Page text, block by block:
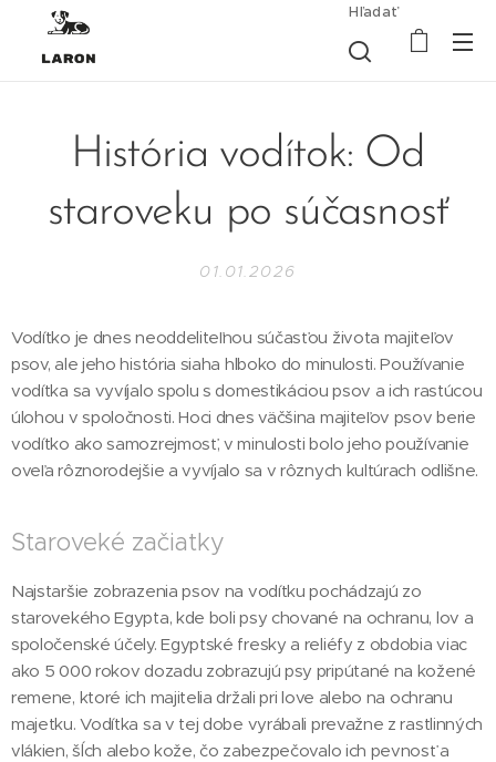
Hľadať
História vodítok: Od
staroveku po súčasnosť
01.01.2026
Vodítko je dnes neoddeliteľnou súčasťou života majiteľov
psov, ale jeho história siaha hlboko do minulosti. Používanie
vodítka sa vyvíjalo spolu s domestikáciou psov a ich rastúcou
úlohou v spoločnosti. Hoci dnes väčšina majiteľov psov berie
vodítko ako samozrejmosť, v minulosti bolo jeho používanie
oveľa rôznorodejšie a vyvíjalo sa v rôznych kultúrach odlišne.
Staroveké začiatky
Najstaršie zobrazenia psov na vodítku pochádzajú zo
starovekého Egypta, kde boli psy chované na ochranu, lov a
spoločenské účely. Egyptské fresky a reliéfy z obdobia viac
ako 5 000 rokov dozadu zobrazujú psy pripútané na kožené
remene, ktoré ich majitelia držali pri love alebo na ochranu
majetku. Vodítka sa v tej dobe vyrábali prevažne z rastlinných
vlákien, šĺch alebo kože, čo zabezpečovalo ich pevnosť a